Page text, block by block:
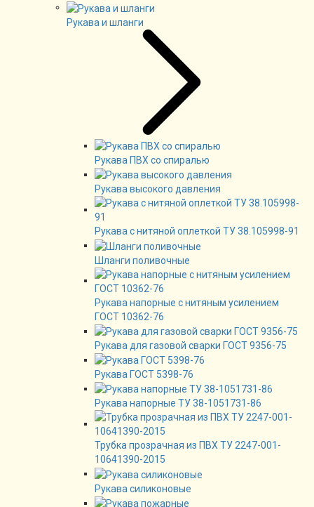
Рукава и шланги
Рукава ПВХ со спиралью
Рукава высокого давления
Рукава с нитяной оплеткой ТУ 38.105998-91
Шланги поливочные
Рукава напорные с нитяным усилением
ГОСТ 10362-76
Рукава для газовой сварки ГОСТ 9356-75
Рукава ГОСТ 5398-76
Рукава напорные ТУ 38-1051731-86
Трубка прозрачная из ПВХ ТУ 2247-001-
10641390-2015
Рукава силиконовые